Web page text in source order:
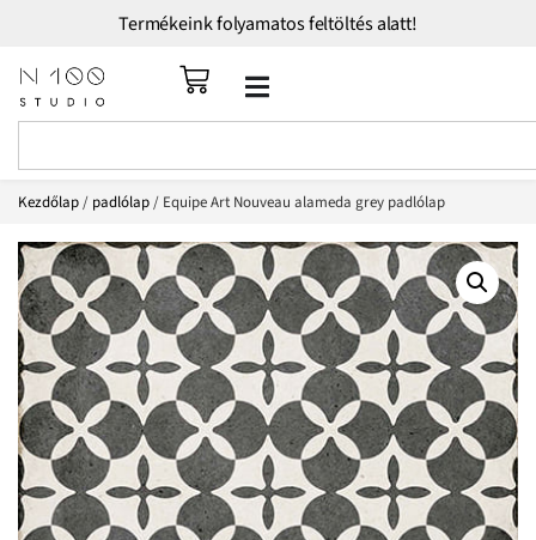
Termékeink folyamatos feltöltés alatt!
Kezdőlap/ padlólap/ Equipe Art Nouveau alameda grey padlólap